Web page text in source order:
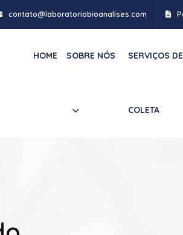
contato@laboratoriobioanalises.com
HOME SOBRE NÓS SERVIÇOS DE
COLETA